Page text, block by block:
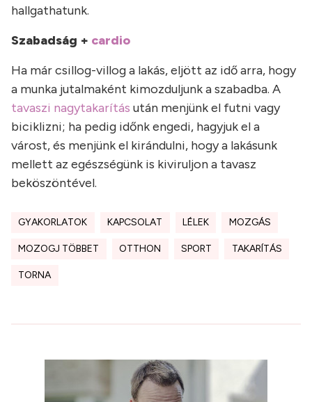
hallgathatunk.
Szabadság + cardio
Ha már csillog-villog a lakás, eljött az idő arra, hogy
a munka jutalmaként kimozduljunk a szabadba. A
tavaszi nagytakarítás után menjünk el futni vagy
biciklizni; ha pedig időnk engedi, hagyjuk el a
várost, és menjünk el kirándulni, hogy a lakásunk
mellett az egészségünk is kiviruljon a tavasz
beköszöntével.
GYAKORLATOK KAPCSOLAT LÉLEK MOZGÁS
MOZOGJ TÖBBET OTTHON SPORT TAKARÍTÁS
TORNA